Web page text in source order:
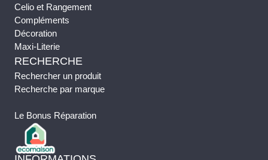
Celio et Rangement
Compléments
Décoration
Maxi-Literie
RECHERCHE
Rechercher un produit
Recherche par marque
Le Bonus Réparation